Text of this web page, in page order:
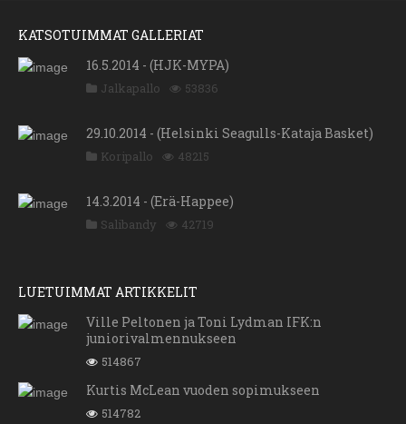
KATSOTUIMMAT GALLERIAT
16.5.2014 - (HJK-MYPA)
Jalkapallo 53836
29.10.2014 - (Helsinki Seagulls-Kataja Basket)
Koripallo 48215
14.3.2014 - (Erä-Happee)
Salibandy 42719
LUETUIMMAT ARTIKKELIT
Ville Peltonen ja Toni Lydman IFK:n
juniorivalmennukseen
514867
Kurtis McLean vuoden sopimukseen
514782